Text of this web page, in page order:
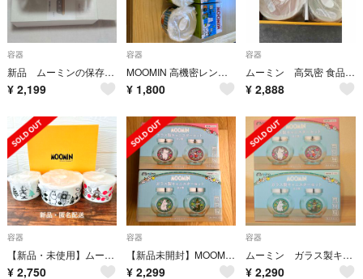
容器
新品 ムーミンの保存容器 タッパー ガラス 410ml
¥ 2,199
容器
MOOMIN 高機密レンジ容器
¥ 1,800
容器
ムーミン 高気密 食品保護容器 レンジ用
¥ 2,888
容器
【新品・未使用】ムーミン 保存容器 3点セット 密封 磁器 レンジストッカー
¥ 2,750
容器
【新品未開封】MOOMIN ガラス製キャニスター2個入り4個セット
¥ 2,299
容器
ムーミン ガラス製キャニスターセット
¥ 2,290